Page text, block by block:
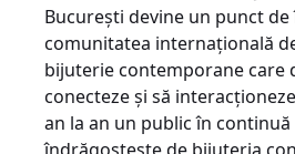
București devine un punct
comunitatea internațională
bijuterie contemporane care
conecteze și să
an la an un public în